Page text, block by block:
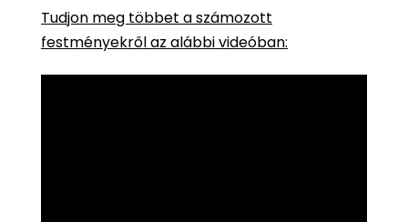
Tudjon meg többet a számozott
festményekről az alábbi videóban: